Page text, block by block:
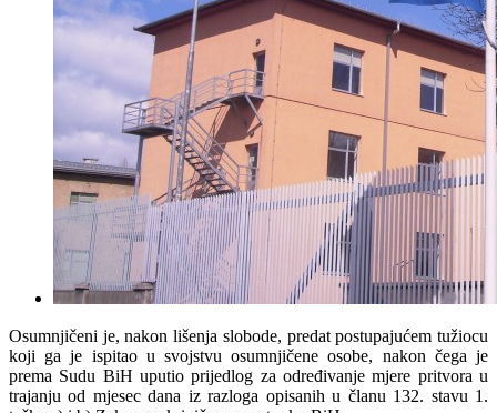
Osumnjičeni je, nakon lišenja slobode, predat postupajućem tužiocu
koji ga je ispitao u svojstvu osumnjičene osobe, nakon čega je
prema Sudu BiH uputio prijedlog za određivanje mjere pritvora u
trajanju od mjesec dana iz razloga opisanih u članu 132. stavu 1.